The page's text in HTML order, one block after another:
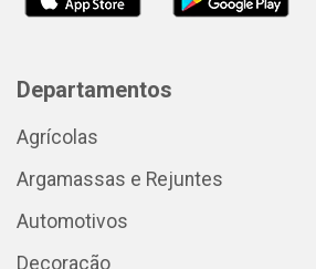
Departamentos
Agrícolas
Argamassas e Rejuntes
Automotivos
Decoração